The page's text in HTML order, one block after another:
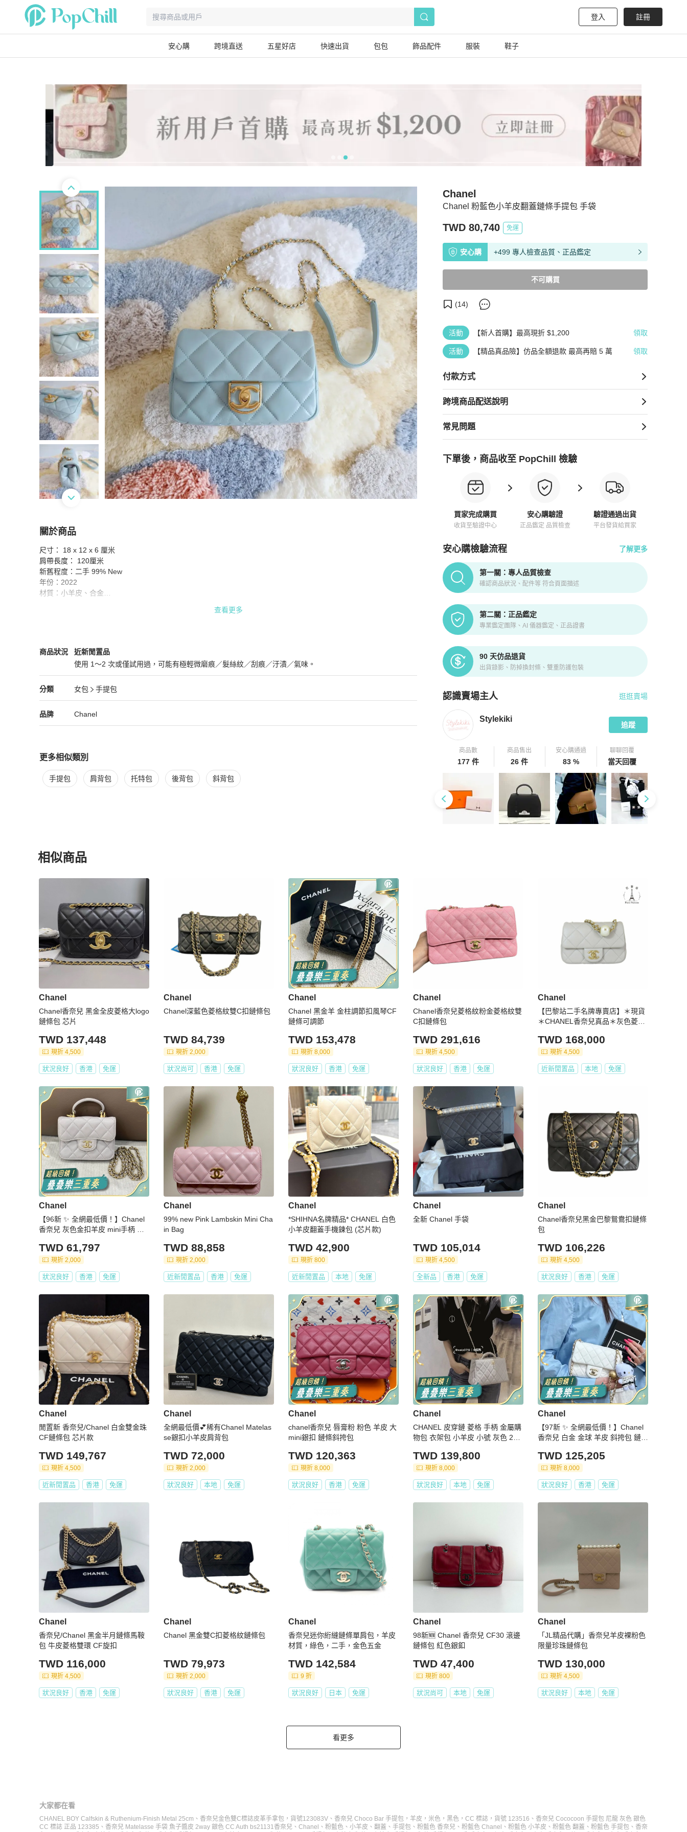
登入 註冊
安心購 跨境直送 五星好店 快速出貨 包包 飾品配件 服裝 鞋子
Chanel 粉藍色小羊皮翻蓋鏈條手提包 手袋
Chanel
TWD 80,740 免運
安心購 +499 專人檢查品質、正品鑑定
不可購買
(14)
活動 【新人首購】最高現折 $1,200 領取
活動 【精品真品險】仿品全額退款 最高再賠 5 萬 領取
付款方式
跨境商品配送說明
常見問題
下單後，商品收至 PopChill 檢驗
買家完成購買
收貨至驗證中心
安心購驗證
正品鑑定 品質檢查
驗證通過出貨
平台發貨給買家
安心購檢驗流程 了解更多
PopChill拍拍圈正品驗證、安心購檢驗流程介紹
第一關：專人品質檢查
確認商品狀況、配件等 符合頁面描述
第二關：正品鑑定
專業鑑定團隊、AI 儀器鑑定、正品證書
90 天仿品退貨
出貨錄影、防掉換封條、雙重防護包裝
認識賣場主人
PopChill 拍拍圈嚴選賣家
逛逛賣場
Stylekiki
追蹤
商品數
177 件
商品售出
26 件
安心購通過
83 %
聊聊回覆
當天回覆
關於商品
關於 Chanel 粉藍色小羊皮翻蓋鏈條手提包 手袋
尺寸： 18 x 12 x 6 厘米
肩帶長度： 120厘米
新舊程度：二手 99% New
年份：2022
材質：小羊皮、合金
新舊程度說明:
•      全新: 100% New - 未曾使用的全新狀態
•      好狀態: 85%-95% New - 有少量至明顯使用痕跡的二手物品
•      一般狀態: 85%或低於85% or - 古董/ 古物/ 有比較多明顯使用痕跡的二手物品/ 有明顯瑕疵
以便為你的購買作最後決定，你的購買會視為已接受該二手物品的使用痕跡。
店舖介紹
✨ Stylekiki 你信賴的寶藏小店
✅ 中檢持牌鑒定師
✅ 十年信譽實體商店
如有任何關於產品的問題，請隨時聯絡我們。
*尺寸測量為人手量度，可能存在1-2cm的誤差。
查看更多
商品狀況
Chanel女包商品狀態與細節
近新閒置品
使用 1～2 次或僅試用過，可能有極輕微磨痕／髮絲紋／刮痕／汙漬／氣味。
近新閒置品
分類
Chanel 女包分類資訊
女包
手提包
女包/手提包推薦
品牌
Chanel 精品女包品牌介紹
Chanel
Chanel 推薦清單
更多相似類別
更多Chanel 女包相似商品推薦
手提包 肩背包 托特包 後背包 斜背包
相似商品
更多相似Chanel女包推薦精品
Chanel
Chanel香奈兒 黑金全皮菱格大logo
鏈條包 芯片
TWD 137,448
現折 4,500
狀況良好 香港 免運
Chanel
Chanel深藍色菱格紋雙C扣鏈條包
TWD 84,739
現折 2,000
狀況尚可 香港 免運
Chanel
Chanel 黑金羊 金柱調節扣風琴CF
鏈條可調節
TWD 153,478
現折 8,000
狀況良好 香港 免運
Chanel
Chanel香奈兒菱格紋粉金菱格紋雙
C扣鏈條包
TWD 291,616
現折 4,500
狀況良好 香港 免運
Chanel
【巴黎站二手名牌專賣店】＊現貨
＊CHANEL香奈兒真品＊灰色菱格
包
TWD 168,000
現折 4,500
近新閒置品 本地 免運
Chanel
【96新 ✨ 全網最低價！】Chanel
香奈兒 灰色金扣羊皮 mini手柄 單
詢問庫存❗️）
TWD 61,797
現折 2,000
狀況良好 香港 免運
Chanel
99% new Pink Lambskin Mini Cha
in Bag
TWD 88,858
現折 2,000
近新閒置品 香港 免運
Chanel
*SHIHNA名牌精品* CHANEL 白色
小羊皮翻蓋手機鍊包 (芯片款)
TWD 42,900
現折 800
近新閒置品 本地 免運
Chanel
全新 Chanel 手袋
TWD 105,014
現折 4,500
全新品 香港 免運
Chanel
Chanel香奈兒黑金巴黎鴛鴦扣鏈條
包
TWD 106,226
現折 4,500
狀況良好 香港 免運
Chanel
閒置新 香奈兒/Chanel 白金雙金珠
CF鏈條包 芯片款
TWD 149,767
現折 4,500
近新閒置品 香港 免運
Chanel
全網最低價💕稀有Chanel Matelas
se銀扣小羊皮肩背包
TWD 72,000
現折 2,000
狀況良好 本地 免運
Chanel
chanel香奈兒 唇膏粉 粉色 羊皮 大
mini銀扣 鏈條斜挎包
TWD 120,363
現折 8,000
狀況良好 香港 免運
Chanel
CHANEL 皮穿鏈 菱格 手柄 金屬購
物包 衣架包 小羊皮 小號 灰色 23X
TWD 139,800
現折 8,000
狀況良好 本地 免運
Chanel
【97新 ✨ 全網最低價！】Chanel
香奈兒 白金 金球 羊皮 斜挎包 鏈條
❗️）
TWD 125,205
現折 8,000
狀況良好 香港 免運
Chanel
香奈兒/Chanel 黑金半月鏈條馬鞍
包 牛皮菱格雙環 CF旋扣
TWD 116,000
現折 4,500
狀況良好 香港 免運
Chanel
Chanel 黑金雙C扣菱格紋鏈條包
TWD 79,973
現折 2,000
狀況良好 香港 免運
Chanel
香奈兒迷你絎縫鏈條單肩包，羊皮
材質，綠色，二手，金色五金
TWD 142,584
9 折
狀況良好 日本 免運
Chanel
98新🆕 Chanel 香奈兒 CF30 滾邊
鏈條包 紅色銀釦
TWD 47,400
現折 800
狀況尚可 本地 免運
Chanel
「JL精品代購」香奈兒羊皮裸粉色
限量珍珠鏈條包
TWD 130,000
現折 4,500
狀況良好 本地 免運
看更多
大家都在看
CHANEL BOY Calfskin & Ruthenium-Finish Metal 25cm 、 香奈兒金色雙C標誌皮革手拿包，貨號123083V 、 香奈兒 Choco Bar 手提包，羊皮，米色，黑色，CC 標誌，貨號 123516 、 香奈兒 Cococoon 手提包 尼龍 灰色 銀色
CC 標誌 正品 123385 、 香奈兒 Matelasse 手袋 魚子醬皮 2way 銀色 CC Auth bs21131香奈兒 、 Chanel 、 粉藍色 、 小羊皮 、 翻蓋 、 手提包 、 粉藍色 香奈兒 、 粉藍色 Chanel 、 粉藍色 小羊皮 、 粉藍色 翻蓋 、 粉藍色 手提包 、 香奈